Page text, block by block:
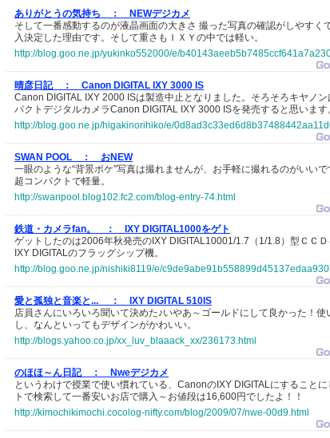
ありがとうの気持ち ：
NEWデジカメ
そして一番感動するのが液晶画面の大きさ 撮った写真の確認がしやすく
入決定した理由です。そして重さもＩＸＹの中では軽い。
http://blog.goo.ne.jp/yukinko552000/e/
晴彦日記 ：
Canon DIGITAL IXY 3000 IS
Canon DIGITAL IXY 2000 ISは製造中止となりました。そろそろキヤノン
パクトデジタルカメラCanon DIGITAL IXY 3000 ISを発売すると思います
http://blog.goo.ne.jp/higakinorihiko/e/
SWAN POOL ：
おNEW
一眼のような“背景ボケ”写真は撮れませんが、お手軽に撮れるのがいい
超コンパクトで軽量。
http://swanpool.blog102.fc2.com/blog-entry-74.html
鉄道・カメラfan。 ：
IXY DIGITAL1000をゲト
ゲットしたのは2006年秋発売のIXY DIGITAL10001/1.7（1/1.8）型ＣＣＤ
IXY DIGITALのフラッグシップ機。
http://blog.goo.ne.jp/nishiki8119/e/
愛と孤独と音楽と... ：
IXY DIGITAL 510IS
店員さんにいろいろ聞いて決めた♪いやあ～ゴールドにして良かった！使
し、なんといってもデザインがかわいい。
http://blogs.yahoo.co.jp/xx_luv_blaaack_xx/236173.html
のほほ～ん日記 ：
Nweデジカメ
というわけで授業で使い慣れている、CanonのIXY DIGITALにすることに
トで検索して一番安いお店で購入～お値段は16,600円でしたよ！！
http://kimochikimochi.cocolog-nifty.com/blog/2009/07/nwe-00d9.html